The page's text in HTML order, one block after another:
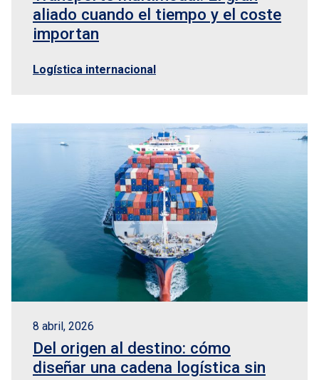
aliado cuando el tiempo y el coste
importan
Logística internacional
8 abril, 2026
Del origen al destino: cómo
diseñar una cadena logística sin